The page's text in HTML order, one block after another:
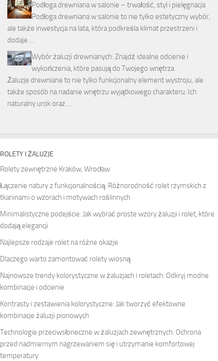
Podłoga drewniana w salonie – trwałość, styl i pielęgnacja
Podłoga drewniana w salonie to nie tylko estetyczny wybór,
ale także inwestycja na lata, która podkreśla klimat przestrzeni i
dodaje …
Wybór żaluzji drewnianych: Znajdź idealne odcienie i
wykończenia, które pasują do Twojego wnętrza
Żaluzje drewniane to nie tylko funkcjonalny element wystroju, ale
także sposób na nadanie wnętrzu wyjątkowego charakteru. Ich
naturalny urok oraz …
ROLETY I ŻALUZJE
Rolety zewnętrzne Kraków, Wrocław
Łączenie natury z funkcjonalnością: Różnorodność rolet rzymskich z
tkaninami o wzorach i motywach roślinnych
Minimalistyczne podejście: Jak wybrać proste wzory żaluzji i rolet, które
dodają elegancji
Najlepsze rodzaje rolet na różne okazje
Dlaczego warto zamontować rolety wiosną
Najnowsze trendy kolorystyczne w żaluzjach i roletach: Odkryj modne
kombinacje i odcienie
Kontrasty i zestawienia kolorystyczne: Jak tworzyć efektowne
kombinacje żaluzji pionowych
Technologie przeciwsłoneczne w żaluzjach zewnętrznych: Ochrona
przed nadmiernym nagrzewaniem się i utrzymanie komfortowej
temperatury